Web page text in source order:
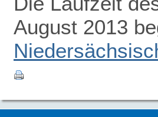
August 2013